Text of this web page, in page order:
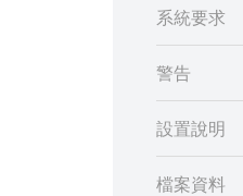
系統要求
警告
設置說明
檔案資料